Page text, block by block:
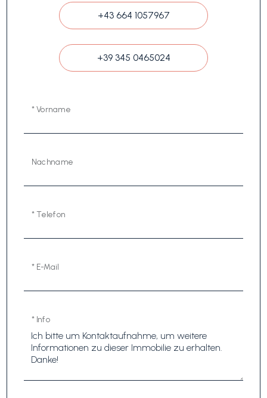
+43 664 1057967
+39 345 0465024
* Vorname
Nachname
* Telefon
* E-Mail
* Info